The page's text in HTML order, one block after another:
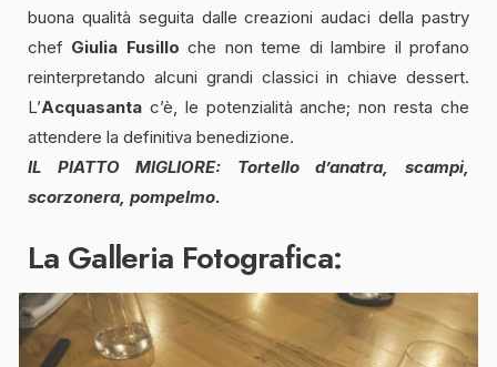
buona qualità seguita dalle creazioni audaci della pastry
chef Giulia Fusilloche non teme di lambire il profano
reinterpretando alcuni grandi classici in chiave dessert.
L’Acquasanta c’è, le potenzialità anche; non resta che
attendere la definitiva benedizione.
IL PIATTO MIGLIORE: Tortello d’anatra, scampi,
scorzonera, pompelmo.
La Galleria Fotografica: